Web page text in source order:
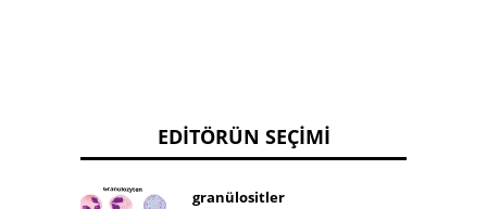
EDITÖRÜN SEÇIMI
granülositler